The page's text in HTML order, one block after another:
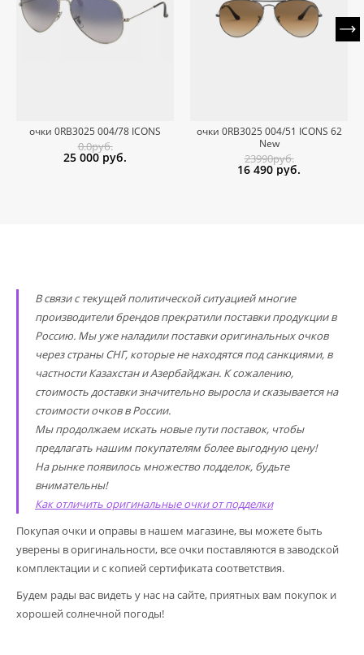
очки 0RB3025 004/78 ICONS
0.0руб.
25 000 руб.
очки 0RB3025 004/51 ICONS 62
New
23990руб.
16 490 руб.
В связи с текущей политической ситуацией многие
производители брендов прекратили поставки продукции в
Россию. Мы уже наладили поставки оригинальных очков
через страны СНГ, которые не находятся под санкциями, в
частности Казахстан и Азербайджан. К сожалению,
стоимость доставки значительно выросла и сказывается на
стоимости очков в России.
Мы продолжаем искать новые пути поставок, чтобы
предлагать нашим покупателям более выгодную цену!
На рынке появилось множество подделок, будьте
внимательны!
Как отличить оригинальные очки от подделки
Покупая очки и оправы в нашем магазине, вы можете быть
уверены в оригинальности, все очки поставляются в заводской
комплектации и с копией сертификата соответствия.
Будем рады вас видеть у нас на сайте, приятных вам покупок и
хорошей солнечной погоды!